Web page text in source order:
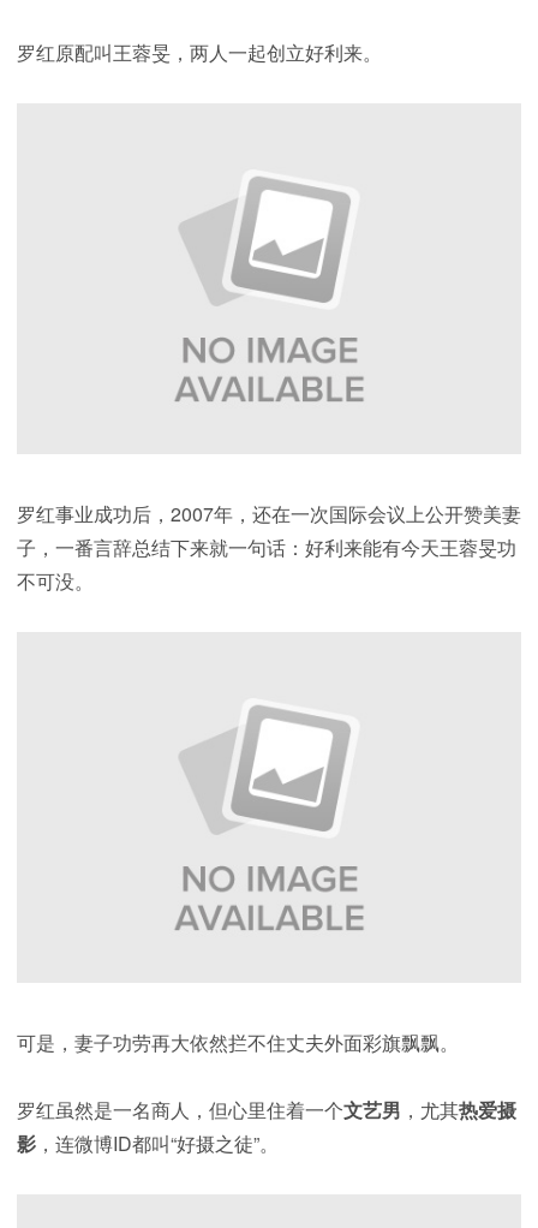
罗红原配叫王蓉旻，两人一起创立好利来。
罗红事业成功后，2007年，还在一次国际会议上公开赞美妻
子，一番言辞总结下来就一句话：好利来能有今天王蓉旻功
不可没。
可是，妻子功劳再大依然拦不住丈夫外面彩旗飘飘。
罗红虽然是一名商人，但心里住着一个文艺男 ，尤其热爱摄
影 ，连微博ID都叫“好摄之徒”。